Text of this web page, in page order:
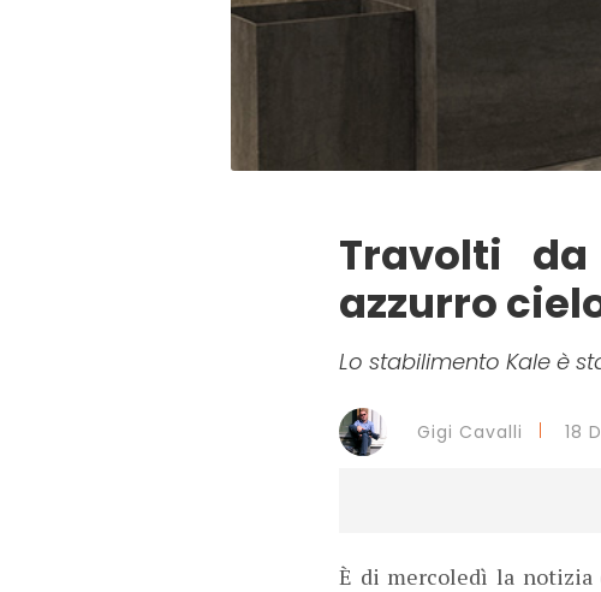
Travolti
azzurro
Lo stabilimento Kale è
Gigi Cavalli 18
È di mercoledì la notizia